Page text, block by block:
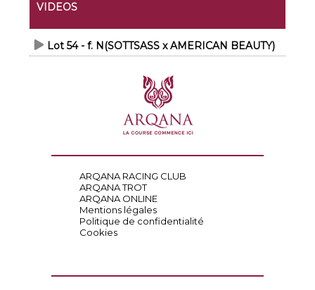
VIDEOS
Lot 54 - f. N(SOTTSASS x AMERICAN BEAUTY)
ARQANA RACING CLUB
ARQANA TROT
ARQANA ONLINE
Mentions légales
Politique de confidentialité
Cookies